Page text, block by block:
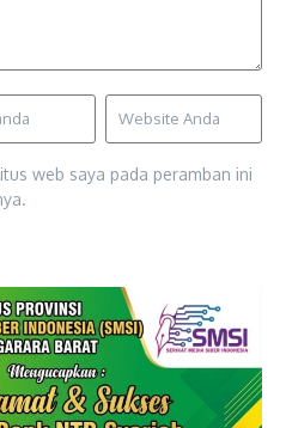
web saya pada peramban ini